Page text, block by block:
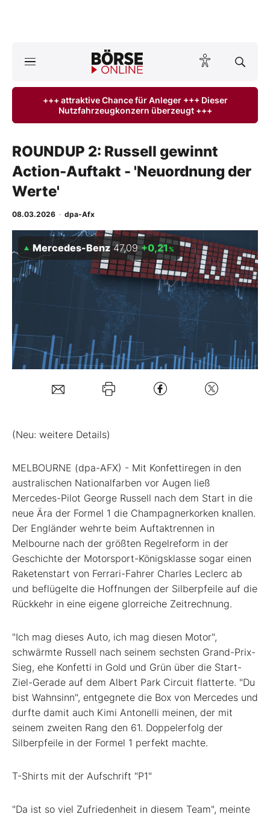
Anlageprodukte
Finanz-Check
Abo & Shop
Experten
Mein B:O
Mein Konto
Folgen Sie uns
Kontakt
+++ attraktive Chance für Anleger +++ Dieser
Nutzfahrzeugkonzern überzeugt +++
ROUNDUP 2: Russell gewinnt
Action-Auftakt - 'Neuordnung der
Werte'
08.03.2026 · dpa-Afx
Mercedes-Benz 47,09 +0,21%
(Neu: weitere Details)
MELBOURNE (dpa-AFX) - Mit Konfettiregen in den
australischen Nationalfarben vor Augen ließ
Mercedes-Pilot George Russell nach dem Start in die
neue Ära der Formel 1 die Champagnerkorken knallen.
Der Engländer wehrte beim Auftaktrennen in
Melbourne nach der größten Regelreform in der
Geschichte der Motorsport-Königsklasse sogar einen
Raketenstart von Ferrari-Fahrer Charles Leclerc ab
und beflügelte die Hoffnungen der Silberpfeile auf die
Rückkehr in eine eigene glorreiche Zeitrechnung.
"Ich mag dieses Auto, ich mag diesen Motor",
schwärmte Russell nach seinem sechsten Grand-Prix-
Sieg, ehe Konfetti in Gold und Grün über die Start-
Ziel-Gerade auf dem Albert Park Circuit flatterte. "Du
bist Wahnsinn", entgegnete die Box von Mercedes und
durfte damit auch Kimi Antonelli meinen, der mit
seinem zweiten Rang den 61. Doppelerfolg der
Silberpfeile in der Formel 1 perfekt machte.
T-Shirts mit der Aufschrift "P1"
"Da ist so viel Zufriedenheit in diesem Team", meinte